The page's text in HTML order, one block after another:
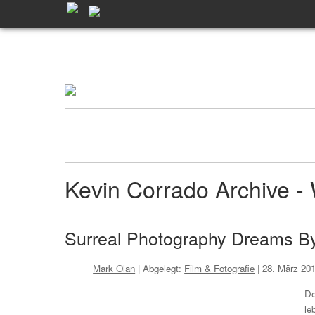
Kevin Corrado Archive -
Surreal Photography Dreams
Mark Olan | Abgelegt: Film & Fotografie |28. März